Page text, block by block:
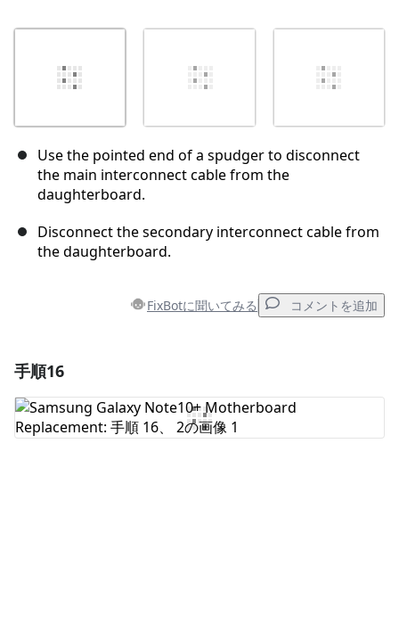
Use the pointed end of a spudger to disconnect
the main interconnect cable from the
daughterboard.
Disconnect the secondary interconnect cable from
the daughterboard.
FixBotに聞いてみる コメントを追加
コメントを追加
手順16